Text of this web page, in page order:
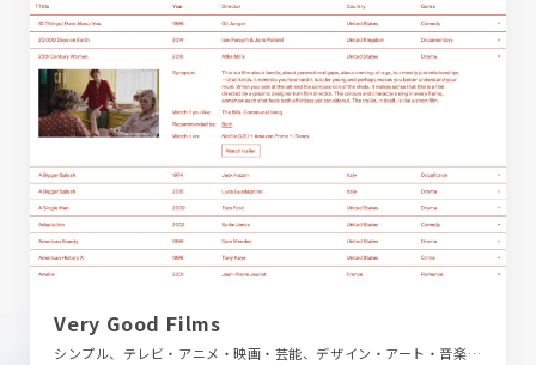
Very Good Films
シンプル、テレビ・アニメ・映画・芸能、デザイン・アート・音楽・文芸、ブランド・サービスサイト、ホワイト系、レッド系、海外サイト